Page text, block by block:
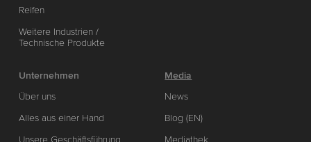
Reifen
Weitere Industrien /
Technische Produkte
Unternehmen
Über uns
Alles aus einer Hand
Media
News
Blog (EN)